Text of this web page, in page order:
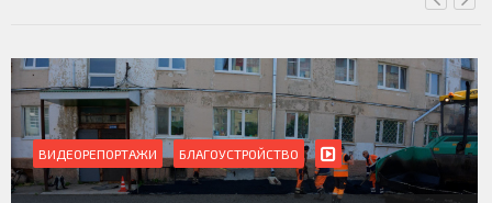
ВИДЕОРЕПОРТАЖИ